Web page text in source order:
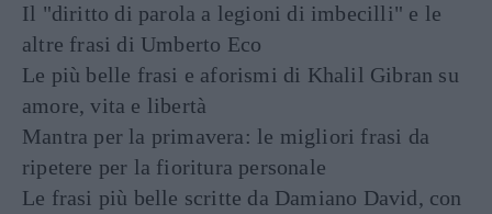
Il "diritto di parola a legioni di imbecilli" e le
altre frasi di Umberto Eco
Le più belle frasi e aforismi di Khalil Gibran su
amore, vita e libertà
Mantra per la primavera: le migliori frasi da
ripetere per la fioritura personale
Le frasi più belle scritte da Damiano David, con